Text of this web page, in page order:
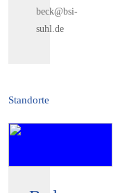
beck@bsi-
suhl.de
Standorte